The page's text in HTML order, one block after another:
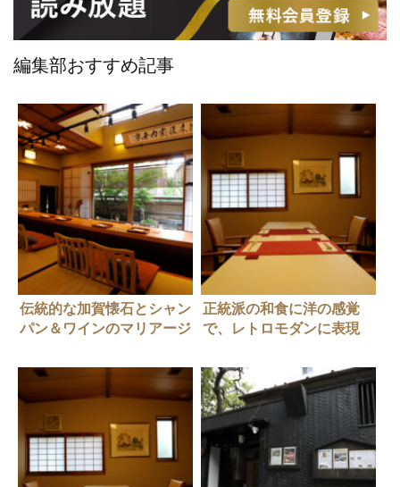
編集部おすすめ記事
伝統的な加賀懐石とシャン
パン＆ワインのマリアージ
和食】加賀生麩割烹 神楽
正統派の和食に洋の感覚
で、レトロモダンに表現
和らく（旧店名：和楽）